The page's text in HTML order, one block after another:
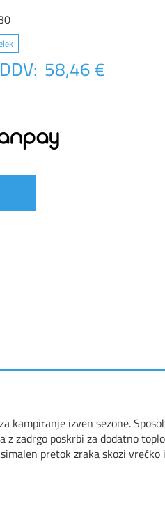
58,46 €
kampiranje izven sezone.
zadrgo poskrbi za dodatno
pretok zraka skozi